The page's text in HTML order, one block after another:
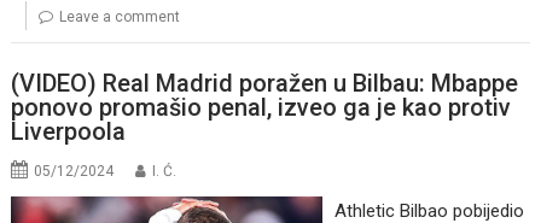
Leave a comment
(VIDEO) Real Madrid poražen u Bilbau: Mbappe
ponovo promašio penal, izveo ga je kao protiv
Liverpoola
05/12/2024 I. Ć.
Athletic Bilbao pobijedio